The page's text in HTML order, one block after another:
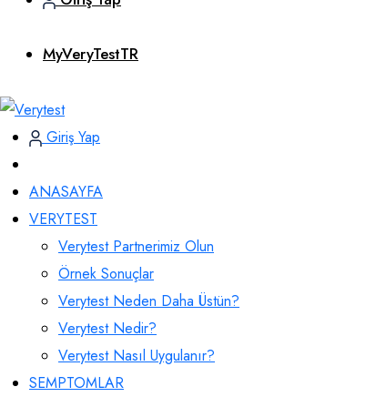
MyVeryTestTR
Giriş Yap
ANASAYFA
VERYTEST
Verytest Partnerimiz Olun
Örnek Sonuçlar
Verytest Neden Daha Üstün?
Verytest Nedir?
Verytest Nasıl Uygulanır?
SEMPTOMLAR